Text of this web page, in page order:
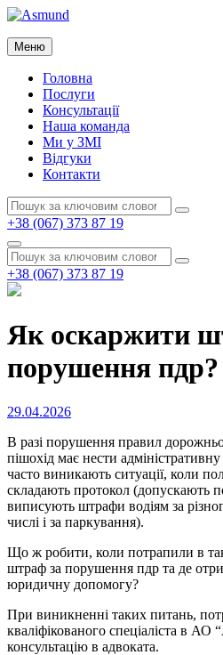
Перейти
вмісту
Asmund
Asmund
Меню
Головна
Послуги
Консультації
Наша команда
Ми у ЗМІ
Відгуки
Контакти
Пошук:
Пошук
+38 (067) 373 87 19
Пошук
Пошук:
Пошук
+38 (067) 373 87 19
Як оскаржити
порушення пдр?
Опубліковано
29.04.2026
В разі порушення правил
пішохід має нести
часто виникають ситуації, коли
складають протокол (допускають
виписують штрафи водіям за
числі і за паркування).
Що ж робити, коли потрапили в
штраф за порушення пдр та де
юридичну допомогу?
При виникненні таких питань,
кваліфікованого спеціаліста в АО
консультацію в адвоката.